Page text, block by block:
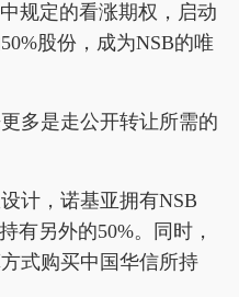
规定的看涨期权，启动
股份，成为NSB的唯
多是走公开转让所需的
计，诺基亚拥有NSB
有另外的50%。同时，
式购买中国华信所持